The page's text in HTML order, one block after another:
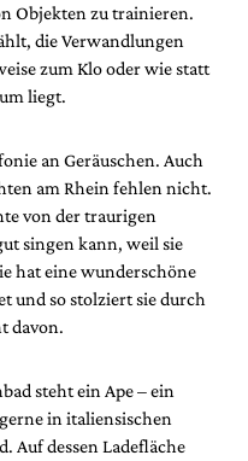
Objekten zu trainieren.
die Verwandlungen
zum Klo oder wie statt
liegt.
an Geräuschen. Auch
am Rhein fehlen nicht.
von der traurigen
singen kann, weil sie
hat eine wunderschöne
und so stolziert sie durch
davon.
steht ein Ape – ein
in italiensischen
Auf dessen Ladefläche